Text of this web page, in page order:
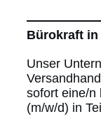
Bürokraft in
Unser
sofort eine/n
(m/w/d) in